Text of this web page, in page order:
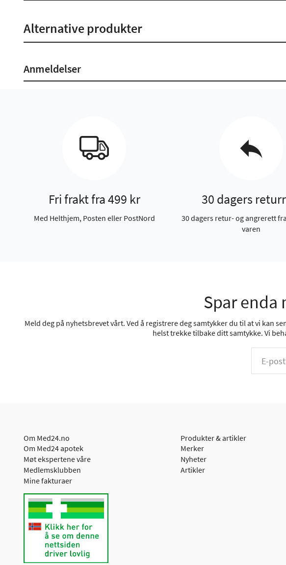
Alternative produkter
Anmeldelser
Fri frakt fra 499 kr
Med Helthjem, Posten eller PostNord
30 dagers
30 dagers retur- og angrerett
varen
Spar enda
Meld deg på nyhetsbrevet vårt. Ved å registrere deg samtykker du til at vi kan
helst trekke tilbake ditt samtykke. Vi
Om Med24.no
Om Med24 apotek
Møt ekspertene våre
Medlemsklubben
Mine fakturaer
Produkter & artikler
Merker
Nyheter
Artikler